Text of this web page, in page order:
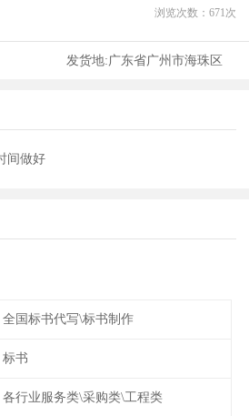
浏览次数： 671次
发货地:广东省广州市海珠区
间做好
全国标书代写\标书制作
标书
各行业服务类\采购类\工程类